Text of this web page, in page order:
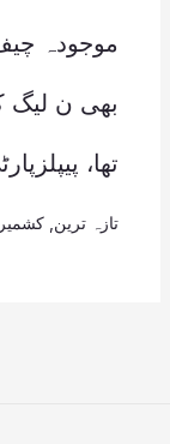
بھی ن لیگ
تھا،
تازہ ترین